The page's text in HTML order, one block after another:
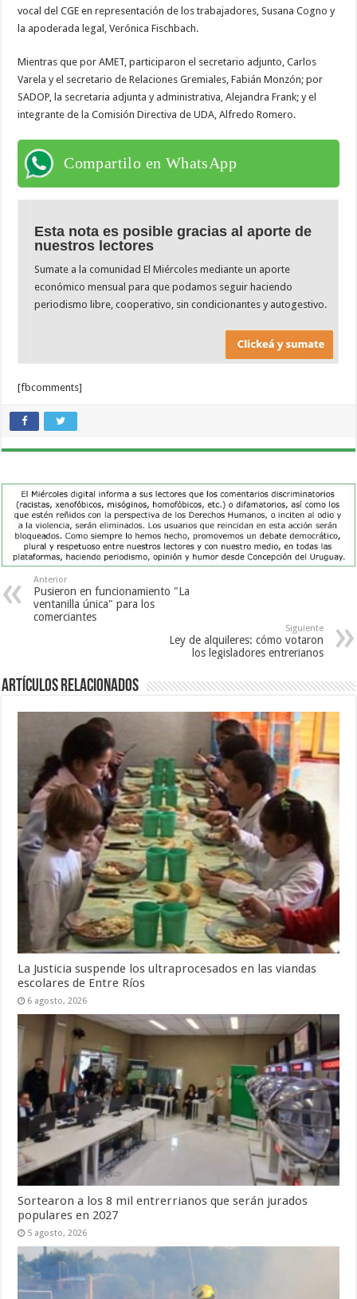
vocal del CGE en representación de los trabajadores, Susana Cogno y
la apoderada legal, Verónica Fischbach.
Mientras que por AMET, participaron el secretario adjunto, Carlos
Varela y el secretario de Relaciones Gremiales, Fabián Monzón; por
SADOP, la secretaria adjunta y administrativa, Alejandra Frank; y el
integrante de la Comisión Directiva de UDA, Alfredo Romero.
Compartilo en WhatsApp
Esta nota es posible gracias al aporte de
nuestros lectores
Sumate a la comunidad El Miércoles mediante un aporte
económico mensual para que podamos seguir haciendo
periodismo libre, cooperativo, sin condicionantes y autogestivo.
[fbcomments]
Anterior
Pusieron en funcionamiento "La
ventanilla única" para los
comerciantes
Siguiente
Ley de alquileres: cómo votaron
los legisladores entrerianos
Artículos Relacionados
La Justicia suspende los ultraprocesados en las viandas
escolares de Entre Ríos
6 agosto, 2026
Sortearon a los 8 mil entrerrianos que serán jurados
populares en 2027
5 agosto, 2026